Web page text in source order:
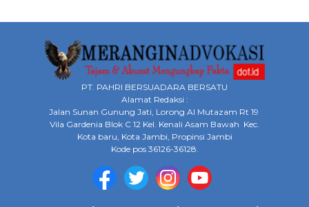
PT. PAHRI BERSUADARA BERSATU
Alamat Redaksi :
Jalan Sunan Gunung Jati, Lorong Al Mutazam Rt 19
Vila Gardenia Blok C 12 Kel. Kenali Asam Bawah Kec.
Kota baru, Kota Jambi, Propinsi Jambi
Kode pos 36126-36128.